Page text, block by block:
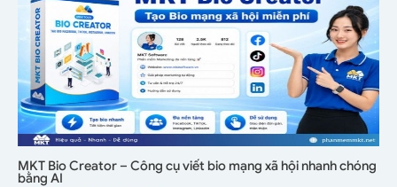
MKT Bio Creator – Công cụ viết bio mạng xã hội nhanh chóng
bằng AI